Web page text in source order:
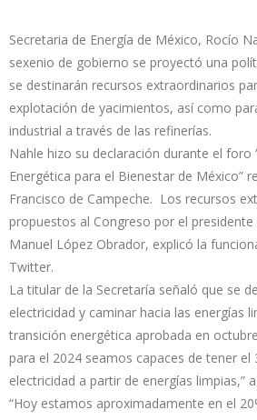
Secretaria de Energía de México, Rocío
sexenio de gobierno se proyectó una
se destinarán recursos extraordinarios
explotación de yacimientos, así como
industrial a través de las refinerías.
Nahle hizo su declaración durante el foro
Energética para el Bienestar de México”
Francisco de Campeche. Los recursos
propuestos al Congreso por el
Manuel López Obrador, explicó la
Twitter.
La titular de la Secretaría señaló que se
electricidad y caminar hacia las energías
transición energética aprobada en
para el 2024 seamos capaces de tener el
electricidad a partir de energías limpias,”
“Hoy estamos aproximadamente en el